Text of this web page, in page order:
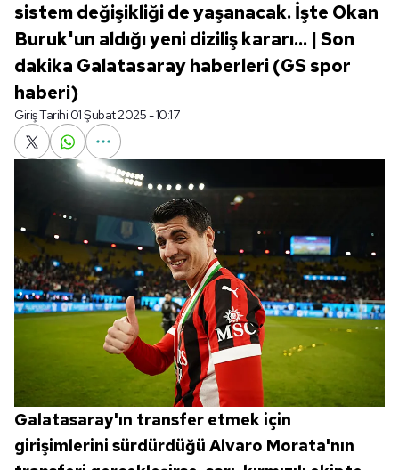
sistem değişikliği de yaşanacak. İşte Okan
Buruk'un aldığı yeni diziliş kararı... | Son
dakika Galatasaray haberleri (GS spor
haberi)
Giriş Tarihi:01 Şubat 2025 - 10:17
Galatasaray'ın transfer etmek için
girişimlerini sürdürdüğü Alvaro Morata'nın